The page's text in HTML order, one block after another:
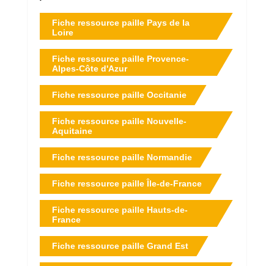
Fiche ressource paille Pays de la
Loire
Fiche ressource paille Provence-
Alpes-Côte d'Azur
Fiche ressource paille Occitanie
Fiche ressource paille Nouvelle-
Aquitaine
Fiche ressource paille Normandie
Fiche ressource paille Île-de-France
Fiche ressource paille Hauts-de-
France
Fiche ressource paille Grand Est